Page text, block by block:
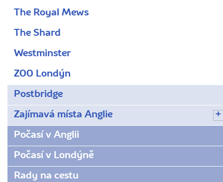
The Royal Mews
The Shard
Westminster
ZOO Londýn
Postbridge
Zajímavá místa Anglie
Počasí v Anglii
Počasí v Londýně
Rady na cestu